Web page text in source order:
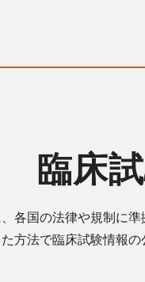
臨床
各国の法律や規制に
方法で臨床試験情報の